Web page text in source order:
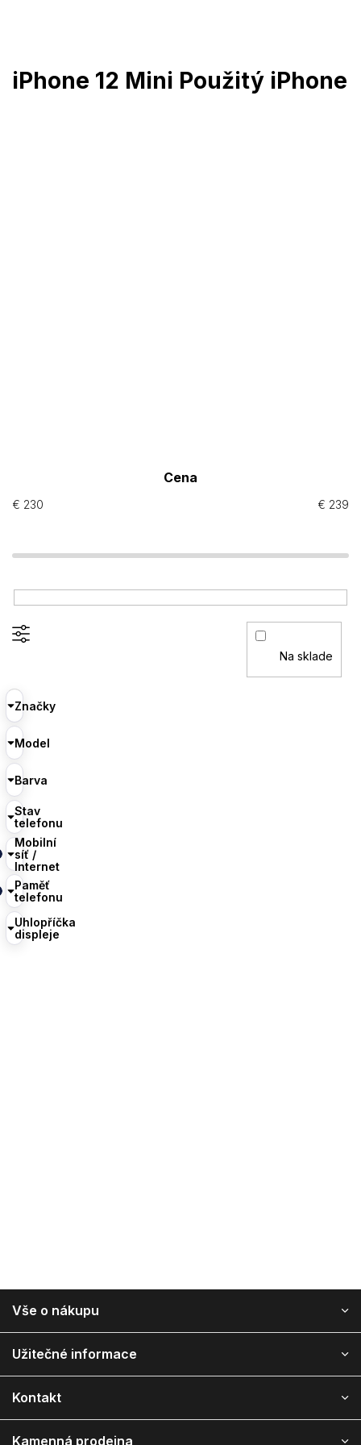
iPhone 12 Mini Použitý iPhone
Cena
€ 230 € 239
Na sklade
Značky
Model
Barva
Stav
telefonu
Mobilní
síť /
Internet
Paměť
telefonu
Uhlopříčka
displeje
p
Vše o nákupu
Užitečné informace
Kontakt
Kamenná prodejna